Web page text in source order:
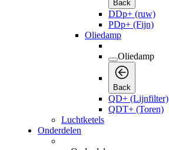
Back
DDp+ (ruw)
PDp+ (Fijn)
Oliedamp
Oliedamp
Back
QD+ (Lijnfilter)
QDT+ (Toren)
Luchtketels
Onderdelen